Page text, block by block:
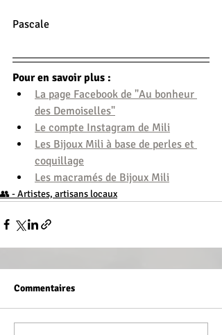
Pascale
Pour en savoir plus :
La page Facebook de "Au bonheur
des Demoiselles"
Le compte Instagram de Mili
Les Bijoux Mili à base de perles et
coquillage
Les macramés de Bijoux Mili
👥 - Artistes, artisans locaux
Commentaires